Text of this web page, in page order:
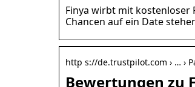
Finya wirbt mit kostenloser
Chancen auf ein Date
http s://de.trustpilot.com › … ›
Bewertungen zu